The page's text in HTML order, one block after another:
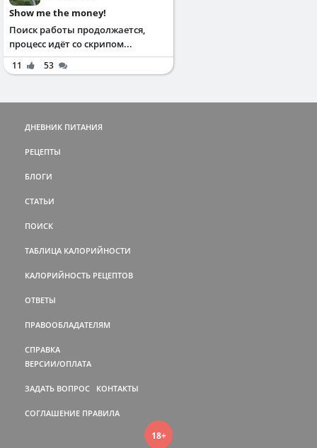
Show me the money!
Поиск работы продолжается,
процесс идёт со скрипом...
11 53
ДНЕВНИК ПИТАНИЯ
РЕЦЕПТЫ
БЛОГИ
СТАТЬИ
ПОИСК
ТАБЛИЦА КАЛОРИЙНОСТИ
КАЛОРИЙНОСТЬ РЕЦЕПТОВ
ОТВЕТЫ
ПРАВООБЛАДАТЕЛЯМ
СПРАВКА
ВЕРСИИ/ОПЛАТА
ЗАДАТЬ ВОПРОС КОНТАКТЫ
СОГЛАШЕНИЕ ПРАВИЛА
18+